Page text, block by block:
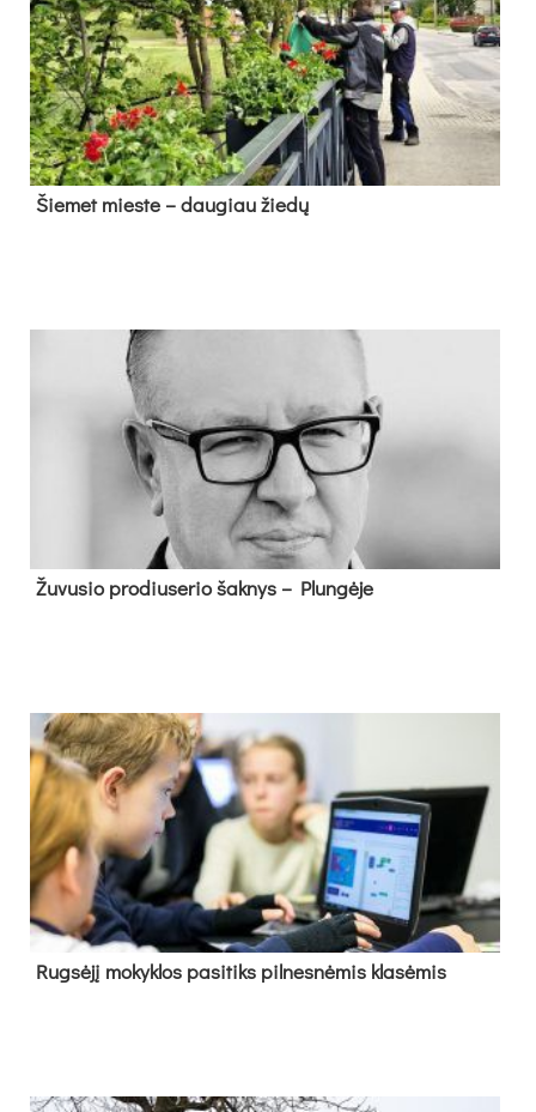
Šie­met mies­te – dau­giau žie­dų
Žu­vu­sio pro­diu­se­rio šak­nys – Plun­gė­je
Rug­sė­jį mo­kyk­los pa­si­tiks pil­nes­nė­mis kla­sė­mis